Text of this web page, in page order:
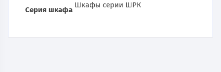
Серия шкафа
Шкафы серии ШРК